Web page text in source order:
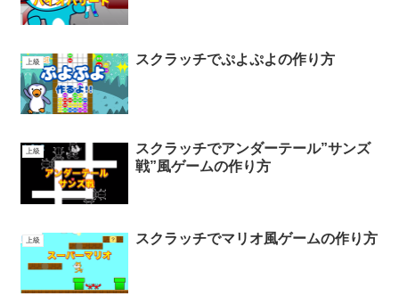
上級 スクラッチでぷよぷよの作り方
上級
スクラッチでアンダーテール”サンズ
戦”風ゲームの作り方
上級 スクラッチでマリオ風ゲームの作り方